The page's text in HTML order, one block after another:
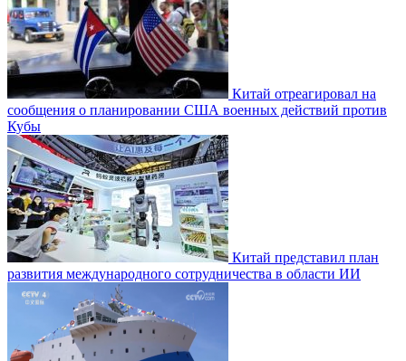
Китай отреагировал на
сообщения о планировании США военных действий против
Кубы
Китай представил план
развития международного сотрудничества в области ИИ